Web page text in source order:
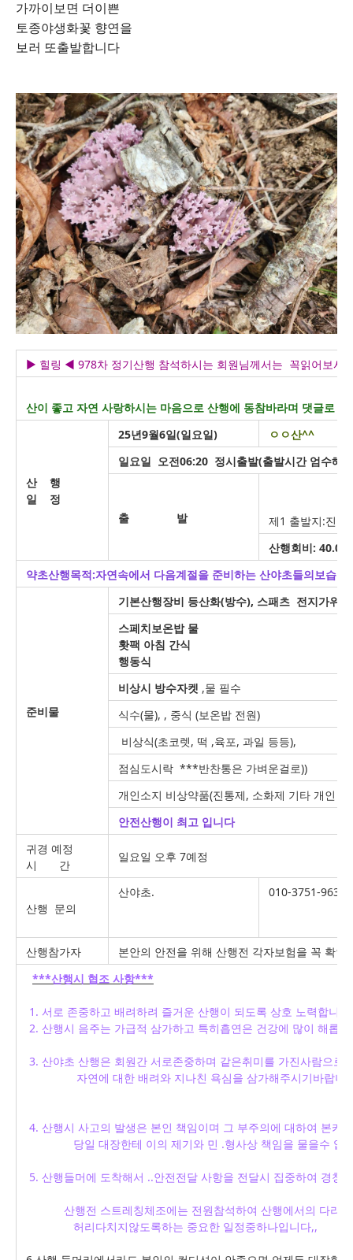
가까이보면 더이쁜
토종야생화꽃 향연을
보러 또출발합니다
▶ 힐링 ◀ 978차 정기산행 참석하시는 회원님께서는 꼭읽어보시
산이 좋고 자연 사랑하시는 마음으로 산행에 동참바라며 댓글로 신
산 행
일
정
25년9월6일(일요일)
ㅇㅇ산^^
일요일 오전06:20 정시출발(출발시간 엄수해
출 발
제1 출발지:진흥
산행회비:
약초산행목적:자연속에서 다음계절을 준비하는 산야초들의보습
준비물
기본산행장비 등산화(방수), 스패츠 전지가위
스페치보온밥 물
홧팩 아침 간식
행동식
비상시 방수자켓 ,물 필수
식수(물), , 중식 (보온밥 전원)
비상식(초코렛, 떡 ,육포, 과일 등등),
점심도시락 ***반찬통은 가벼운걸로))
개인소지 비상약품(진통제, 소화제 기타 개인
안전산행이 최고 입니다
귀경 예정
시 간
일요일 오후 7예정
산행 문의
산야초. 010-3751-9631
산행참가자
본안의 안전을 위해 산행전 각자보험을 꼭 확인
***산행시 협조 사항***
1. 서로 존중하고 배려하려 즐거운 산행이 되도록 상호 노력합니
2. 산행시 음주는 가급적 삼가하고 특히흡연은 건강에 많이 해롭
3. 산야초 산행은 회원간 서로존중하며 같은취미를 가진사람으로
자연에 대한 배려와 지나친 욕심을 삼가해주시기바랍니
4. 산행시 사고의 발생은 본인 책임이며 그 부주의에 대하여 본카
당일 대장한테 이의 제기와 민 .형사상 책임을 물을수 없
5. 산행들머에 도착해서 ..안전전달 사항을 전달시 집중하여 경청
산행전 스트레칭체조에는 전원참석하여 산행에서의 다리골
허리다치지않도록하는 중요한 일정중하나입니다,,